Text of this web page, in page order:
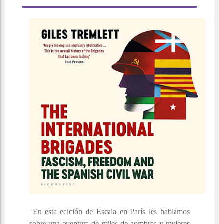
En esta edición de Escala en París les hablamos